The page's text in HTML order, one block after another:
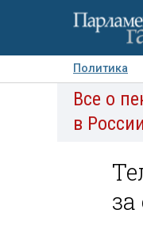
Политика
Авторы
Все о
в России